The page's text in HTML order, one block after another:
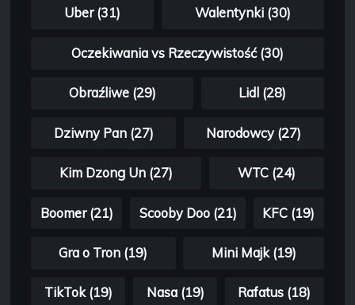
Uber (31) Walentynki (30)
Oczekiwania vs Rzeczywistość (30)
Obraźliwe (29) Lidl (28)
Dziwny Pan (27) Narodowcy (27)
Kim Dzong Un (27) WTC (24)
Boomer (21) Scooby Doo (21) KFC (19)
Gra o Tron (19) Mini Majk (19)
TikTok (19) Nasa (19) Rafatus (18)